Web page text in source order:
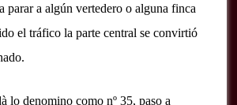
parar a algún vertedero o alguna finca
el tráfico la parte central se convirtió
lo denomino como nº 35, paso a